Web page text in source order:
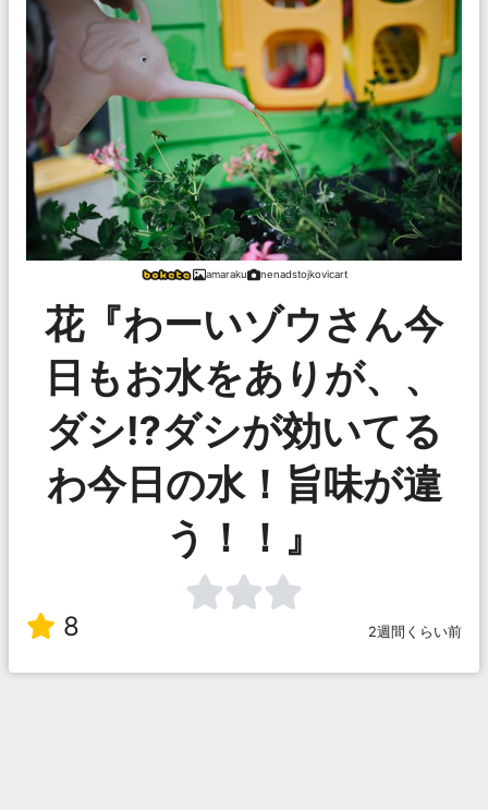
amaraku nenadstojkovicart
花『わーいゾウさん今
日もお水をありが、、
ダシ⁉︎ダシが効いてる
わ今日の水！旨味が違
う！！』
8 2週間くらい前